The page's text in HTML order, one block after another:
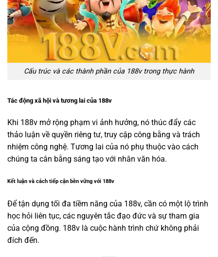
Cấu trúc và các thành phần của 188v trong thực hành
Tác động xã hội và tương lai của 188v
Khi 188v mở rộng phạm vi ảnh hưởng, nó thúc đẩy các
thảo luận về quyền riêng tư, truy cập công bằng và trách
nhiệm công nghệ. Tương lai của nó phụ thuộc vào cách
chúng ta cân bằng sáng tạo với nhân văn hóa.
Kết luận và cách tiếp cận bền vững với 188v
Để tận dụng tối đa tiềm năng của 188v, cần có một lộ trình
học hỏi liên tục, các nguyên tắc đạo đức và sự tham gia
của cộng đồng. 188v là cuộc hành trình chứ không phải
đích đến.